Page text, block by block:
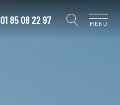
01 85 08 22 97 MENU